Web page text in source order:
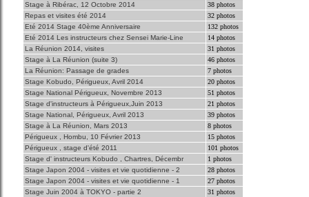
Stage à Ribérac, 12 Octobre 2014
38 photos
Repas et visites été 2014
32 photos
Eté 2014 Stage 40ème Anniversaire
132 photos
Eté 2014 Les instructeurs chez Sensei Marie-Line
14 photos
La Réunion 2014, visites
31 photos
Stage à La Réunion (suite 3)
46 photos
La Réunion: Passage de grades
7 photos
Stage Kobudo, Périgueux, Avril 2014
20 photos
Stage National Périgueux, Novembre 2013
51 photos
Stage d'instructeurs à Périgueux,Juin 2013
21 photos
Stage National, Périgueux, Avril 2013
39 photos
Stage à La Réunion, Mars 2013
8 photos
Périgueux , Hombu, 10 Février 2013
15 photos
Périgueux , stage d'été 2011
101 photos
Stage d' instructeurs Kobudo , Chartres, Décembr
1 photos
Stage Japon 2004 - visites et vie quotidienne - 2
28 photos
Stage Japon 2004 - visites et vie quotidienne - 1
27 photos
Stage Juin 2004 à TOKYO - partie 2
31 photos